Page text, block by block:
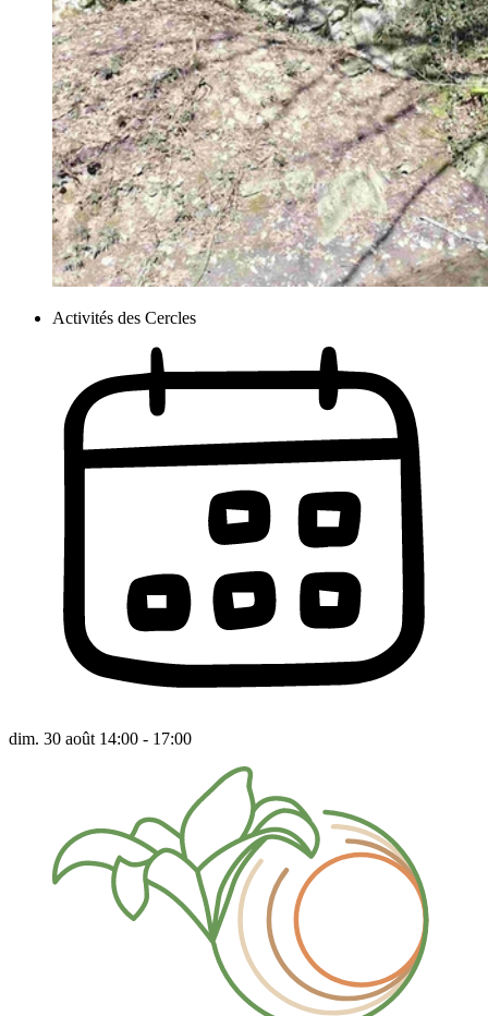
Activités des Cercles
dim. 30 août 14:00 - 17:00